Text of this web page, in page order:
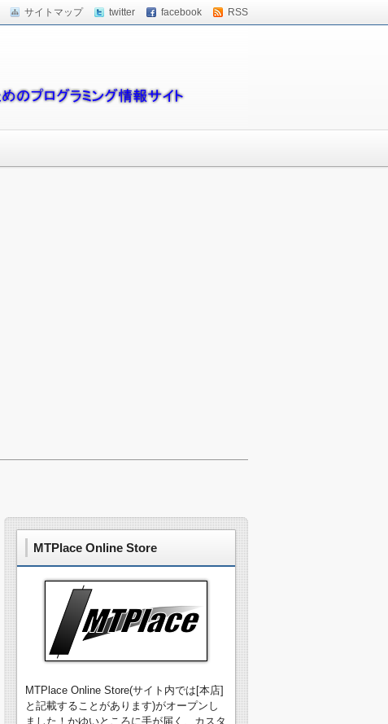
サイトマップ twitter facebook RSS
MTPlace Online Store
MTPlace Online Store(サイト内では[本店]
と記載することがあります)がオープンし
ました！かゆいところに手が届く、カスタ